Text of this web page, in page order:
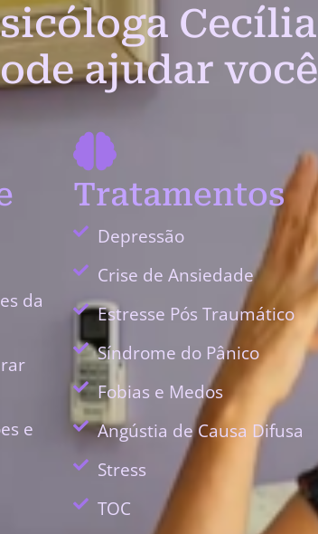
Cecília
ajudar você
da
e
Tratamentos
Depressão
Crise de Ansiedade
Estresse Pós Traumático
Síndrome do Pânico
Fobias e Medos
Angústia de Causa Difusa
Stress
TOC